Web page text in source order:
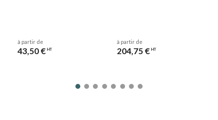
à partir de
43,50 € HT
à partir de
204,75 € HT